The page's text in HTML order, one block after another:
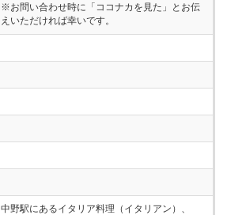
※お問い合わせ時に「ココナカを見た」とお伝
えいただければ幸いです。
中野駅にあるイタリア料理（イタリアン）、